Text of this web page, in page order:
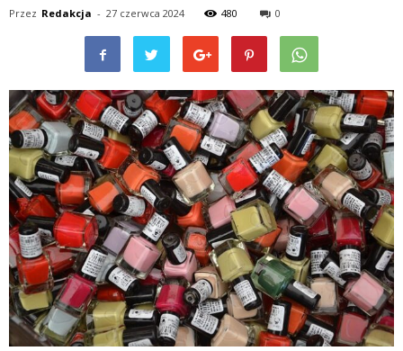
Przez Redakcja - 27 czerwca 2024 480 0